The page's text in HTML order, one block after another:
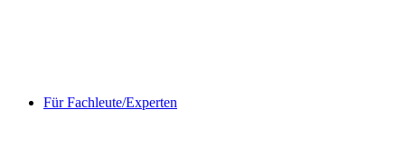
Für Fachleute/Experten